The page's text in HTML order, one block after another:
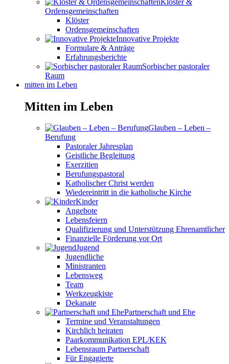
Ordensgemeinschaften
Klöster
Ordensgemeinschaften
Innovative Projekte
Formulare & Anträge
Erfahrungsberichte
Sorbischer pastoraler
Raum
mitten im Leben
Mitten im Leben
Glauben – Leben –
Berufung
Pastoraler Jahresplan
Geistliche Begleitung
Exerzitien
Berufungspastoral
Katholischer Christ werden
Wiedereintritt in die katholische Kirche
Kinder
Angebote
Lebensfeiern
Qualifizierung und Unterstützung Ehrenamtlicher
Finanzielle Förderung vor Ort
Jugend
Jugendliche
Ministranten
Lebensweg
Team
Werkzeugkiste
Dekanate
Partnerschaft und Ehe
Termine und Veranstaltungen
Kirchlich heiraten
Paarkommunikation EPL/KEK
Lebensraum Partnerschaft
Für Engagierte